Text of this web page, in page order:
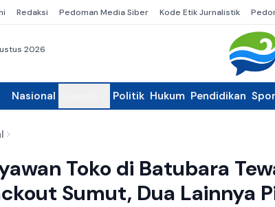
Redaksi Pedoman Media Siber Kode Etik Jurnalistik
2026
Nasional Politik Hukum Pendidikan
Toko di Batubara
Sumut, Dua Lainnya